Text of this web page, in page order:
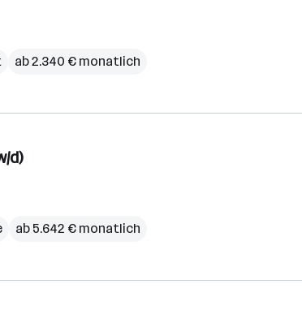
ab 2.340 € monatlich
d)
ab 5.642 € monatlich